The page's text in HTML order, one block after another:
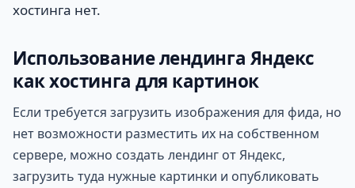
хостинга нет.
Использование лендинга Яндекс
как хостинга для картинок
Если требуется загрузить изображения для фида, но
нет возможности разместить их на собственном
сервере, можно создать лендинг от Яндекс,
загрузить туда нужные картинки и опубликовать